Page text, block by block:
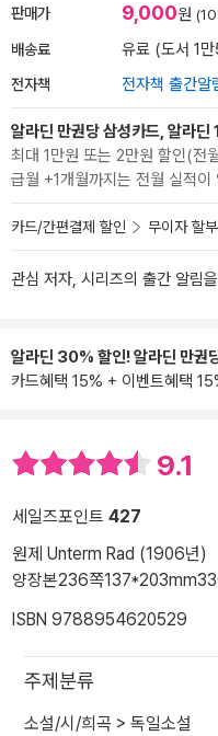
판매가 9,000원
배송료 유료 (도서 1
전자책 전자책 출간알
알라딘 만권당 삼성카드, 알라딘
최대 1만원 또는 2만원 할인(
급월 +1개월까지는 전월 실적
카드/간편결제 할인 무이자 할부
관심 저자, 시리즈의 출간 알림
알라딘 30% 할인! 알라딘 만권
카드혜택 15% + 이벤트혜택
9.1
세일즈포인트 427
원제 Unterm Rad (1906년)
양장본236쪽137*203mm
ISBN 9788954620529
주제분류
소설/시/희곡 > 독일소설